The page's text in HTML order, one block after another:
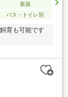
新築
バス・トイレ別
育も可能です